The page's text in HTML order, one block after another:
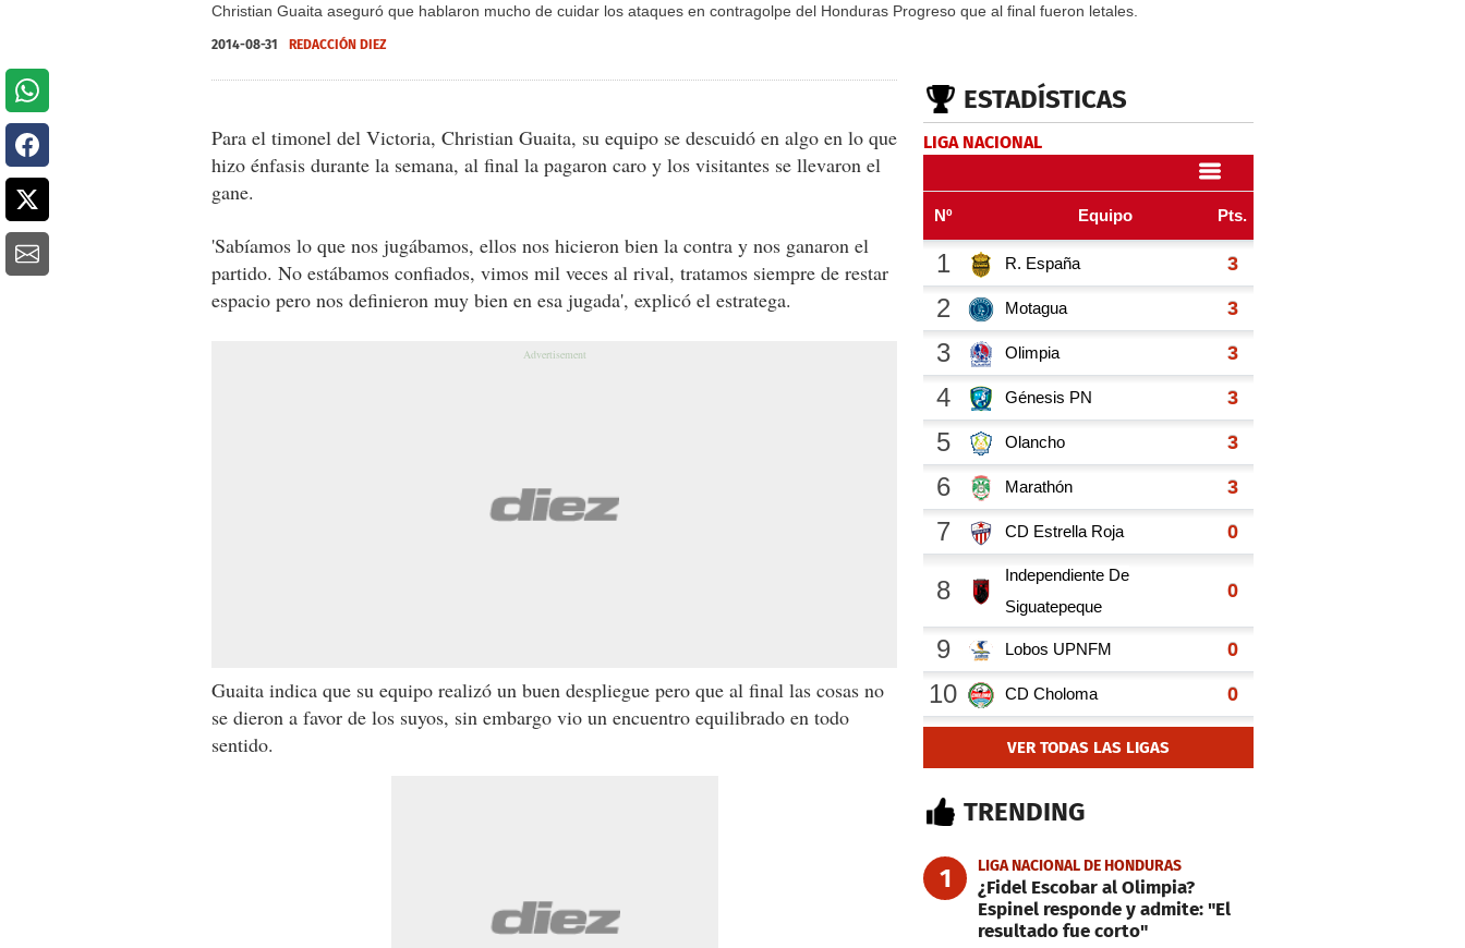
Christian Guaita aseguró que hablaron mucho de cuidar los ataques en contragolpe del Honduras Progreso que al final fueron letales.
2014-08-31 REDACCIÓN DIEZ
Para el timonel del Victoria, Christian Guaita, su equipo se descuidó en algo en lo que
hizo énfasis durante la semana, al final la pagaron caro y los visitantes se llevaron el
gane.
'Sabíamos lo que nos jugábamos, ellos nos hicieron bien la contra y nos ganaron el
partido. No estábamos confiados, vimos mil veces al rival, tratamos siempre de restar
espacio pero nos definieron muy bien en esa jugada', explicó el estratega.
Guaita indica que su equipo realizó un buen despliegue pero que al final las cosas no
se dieron a favor de los suyos, sin embargo vio un encuentro equilibrado en todo
sentido.
ESTADÍSTICAS
LIGA NACIONAL
VER TODAS LAS LIGAS
TRENDING
1 LIGA NACIONAL DE HONDURAS
¿Fidel Escobar al Olimpia?
Espinel responde y admite: "El
resultado fue corto"